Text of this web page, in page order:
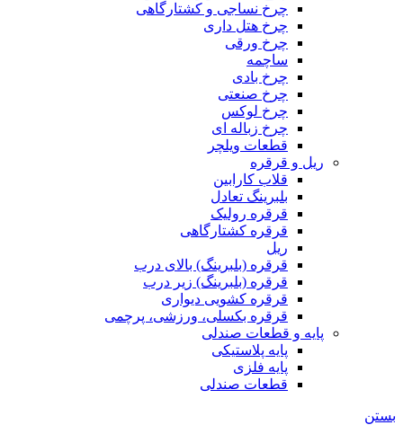
چرخ نساجی و کشتارگاهی
چرخ هتل داری
چرخ ورقی
ساچمه
چرخ بادی
چرخ صنعتی
چرخ لوکس
چرخ زباله ای
قطعات ویلچر
ریل و قرقره
قلاب کارابین
بلبرینگ تعادل
قرقره رولیک
قرقره کشتارگاهی
ریل
قرقره (بلبرینگ) بالای درب
قرقره (بلبرینگ) زیر درب
قرقره کشویی دیواری
قرقره بکسلی، ورزشی، پرچمی
پایه و قطعات صندلی
پایه پلاستیکی
پایه فلزی
قطعات صندلی
بستن